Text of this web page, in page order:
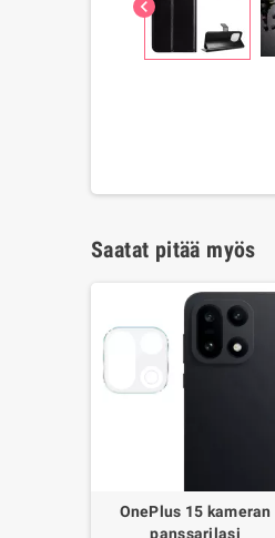
chevron_left
Saatat pitää myös
OnePlus 15 kameran
panssarilasi